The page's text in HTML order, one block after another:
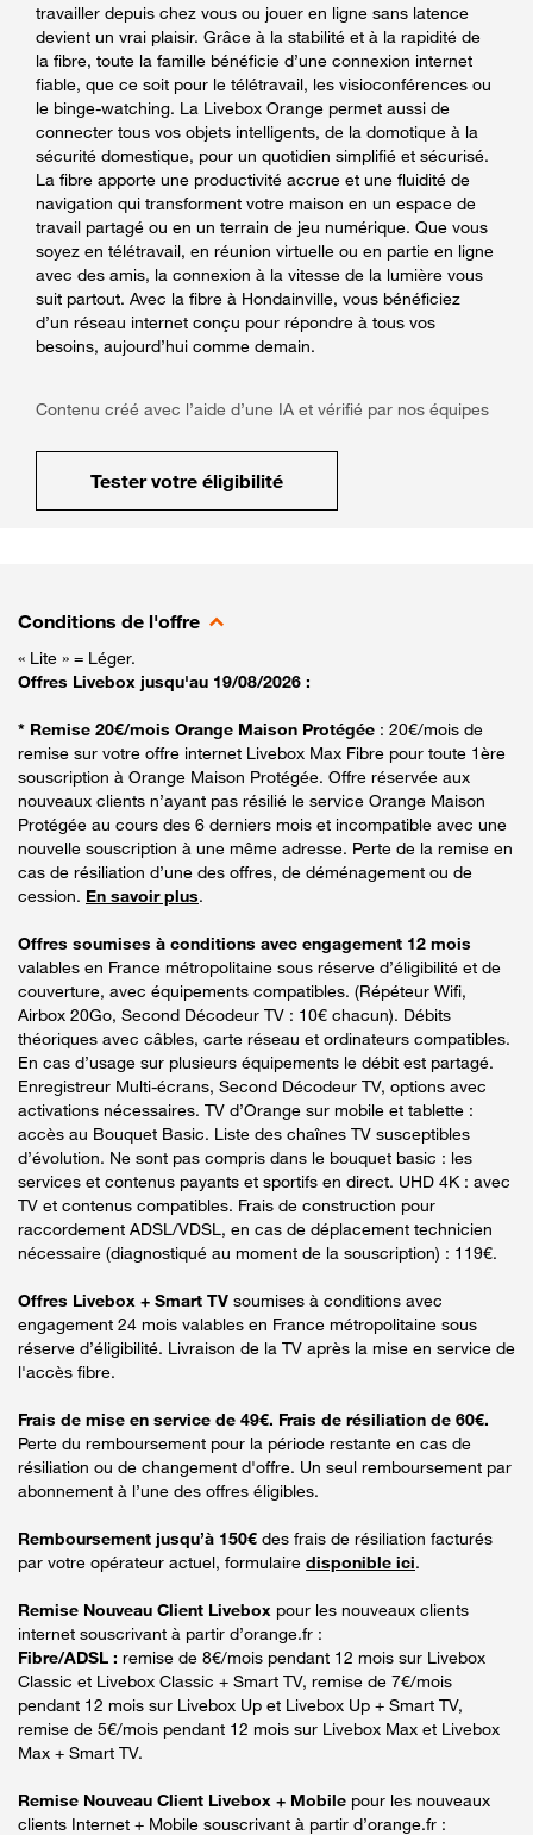
travailler depuis chez vous ou jouer en ligne sans latence
devient un vrai plaisir. Grâce à la stabilité et à la rapidité de
la fibre, toute la famille bénéficie d’une connexion internet
fiable, que ce soit pour le télétravail, les visioconférences ou
le binge-watching. La Livebox Orange permet aussi de
connecter tous vos objets intelligents, de la domotique à la
sécurité domestique, pour un quotidien simplifié et sécurisé.
La fibre apporte une productivité accrue et une fluidité de
navigation qui transforment votre maison en un espace de
travail partagé ou en un terrain de jeu numérique. Que vous
soyez en télétravail, en réunion virtuelle ou en partie en ligne
avec des amis, la connexion à la vitesse de la lumière vous
suit partout. Avec la fibre à Hondainville, vous bénéficiez
d’un réseau internet conçu pour répondre à tous vos
besoins, aujourd’hui comme demain.
Contenu créé avec l’aide d’une IA et vérifié par nos équipes
Tester votre éligibilité
Conditions de l'offre
« Lite » = Léger.
Offres Livebox jusqu'au 19/08/2026 :
* Remise 20€/mois Orange Maison Protégée : 20€/mois de
remise sur votre offre internet Livebox Max Fibre pour toute 1ère
souscription à Orange Maison Protégée. Offre réservée aux
nouveaux clients n’ayant pas résilié le service Orange Maison
Protégée au cours des 6 derniers mois et incompatible avec une
nouvelle souscription à une même adresse. Perte de la remise en
cas de résiliation d’une des offres, de déménagement ou de
cession. En savoir plus.
Offres soumises à conditions avec engagement 12 mois
valables en France métropolitaine sous réserve d’éligibilité et de
couverture, avec équipements compatibles. (Répéteur Wifi,
Airbox 20Go, Second Décodeur TV : 10€ chacun). Débits
théoriques avec câbles, carte réseau et ordinateurs compatibles.
En cas d’usage sur plusieurs équipements le débit est partagé.
Enregistreur Multi-écrans, Second Décodeur TV, options avec
activations nécessaires. TV d’Orange sur mobile et tablette :
accès au Bouquet Basic. Liste des chaînes TV susceptibles
d’évolution. Ne sont pas compris dans le bouquet basic : les
services et contenus payants et sportifs en direct. UHD 4K : avec
TV et contenus compatibles. Frais de construction pour
raccordement ADSL/VDSL, en cas de déplacement technicien
nécessaire (diagnostiqué au moment de la souscription) : 119€.
Offres Livebox + Smart TV soumises à conditions avec
engagement 24 mois valables en France métropolitaine sous
réserve d’éligibilité. Livraison de la TV après la mise en service de
l'accès fibre.
Frais de mise en service de 49€. Frais de résiliation de 60€.
Perte du remboursement pour la période restante en cas de
résiliation ou de changement d'offre. Un seul remboursement par
abonnement à l’une des offres éligibles.
Remboursement jusqu’à 150€ des frais de résiliation facturés
par votre opérateur actuel, formulaire disponible ici.
Remise Nouveau Client Livebox pour les nouveaux clients
internet souscrivant à partir d’orange.fr :
Fibre/ADSL : remise de 8€/mois pendant 12 mois sur Livebox
Classic et Livebox Classic + Smart TV, remise de 7€/mois
pendant 12 mois sur Livebox Up et Livebox Up + Smart TV,
remise de 5€/mois pendant 12 mois sur Livebox Max et Livebox
Max + Smart TV.
Remise Nouveau Client Livebox + Mobile pour les nouveaux
clients Internet + Mobile souscrivant à partir d’orange.fr :